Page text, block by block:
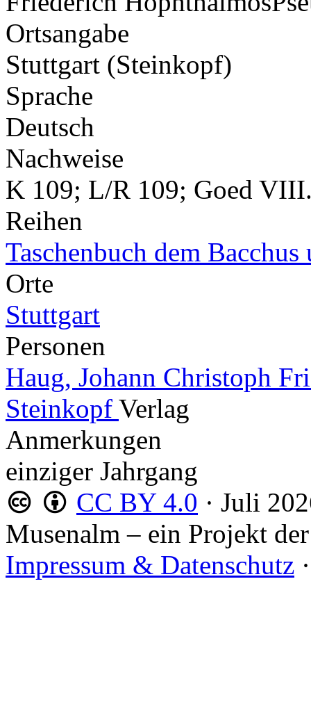
Ortsangabe
Stuttgart (Steinkopf)
Sprache
Deutsch
Nachweise
K 109; L/R 109; Goed
Reihen
Taschenbuch dem
Orte
Stuttgart
Personen
Haug, Johann Christoph
Steinkopf Verlag
Anmerkungen
einziger Jahrgang
CC BY 4.0 · Juli
Musenalm – ein Projekt der
Impressum & Datenschutz ·